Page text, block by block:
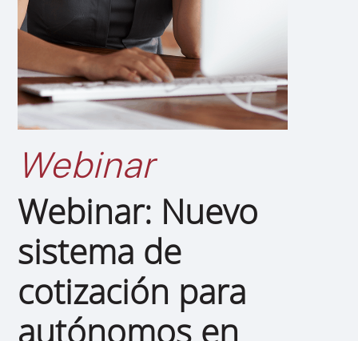
Webinar
Webinar: Nuevo
sistema de
cotización para
autónomos en